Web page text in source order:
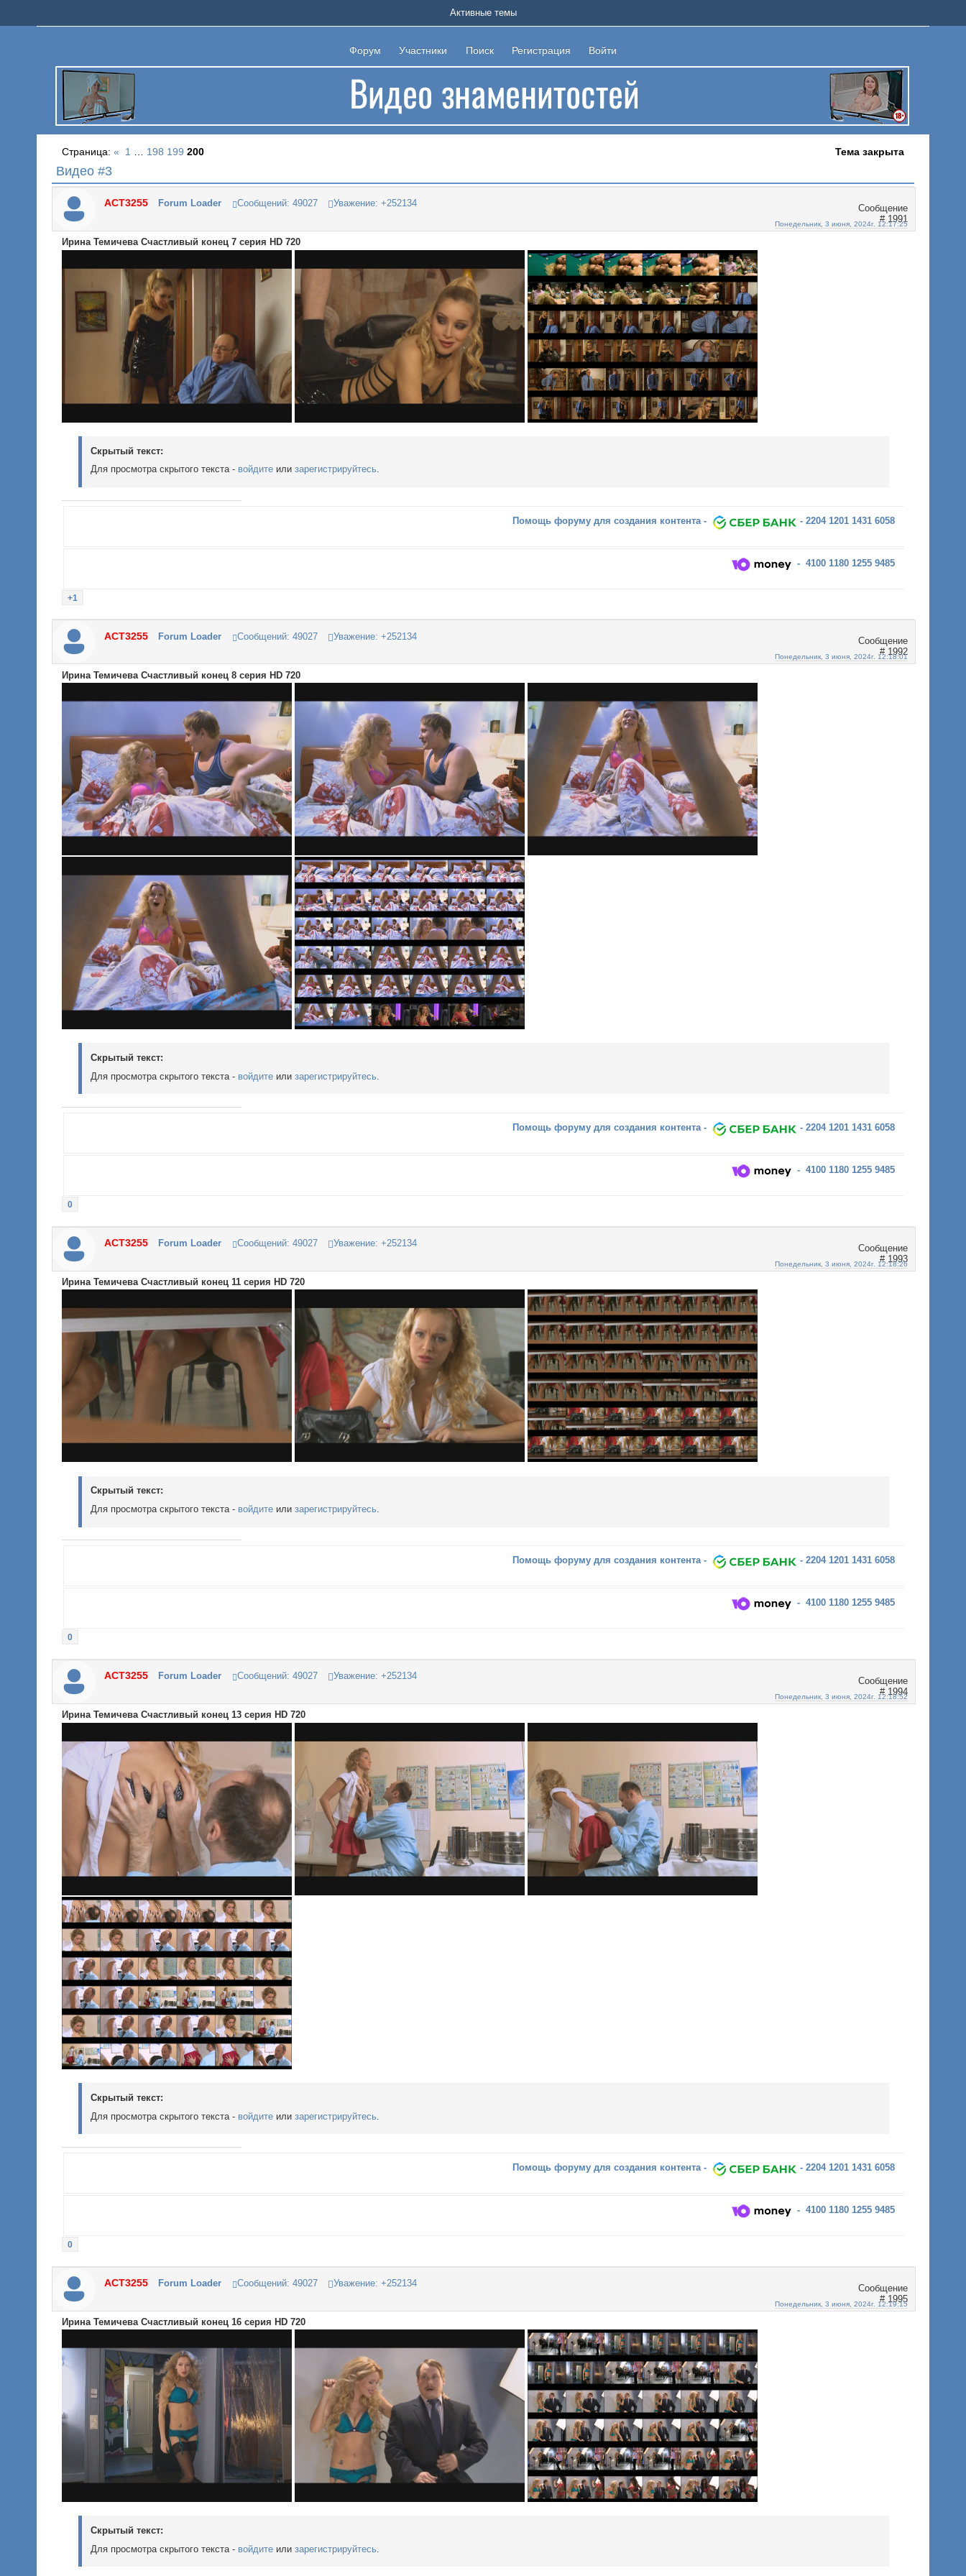
Форум Участники Поиск Регистрация Войти
Активные темы
Видео #3
Страница:« 1 198 199 200 Тема закрыта
1991
Понедельник, 3 июня, 2024г. 12:17:25
ACT3255 Forum Loader Сообщений: 49027 Уважение: +252134
Ирина Темичева Счастливый конец 7 серия HD 720
Скрытый текст:
Для просмотра скрытого текста - войдите илизарегистрируйтесь.
Помощь форуму для создания контента - - 2204 1201 1431 6058
- 4100 1180 1255 9485
+1
1992
Понедельник, 3 июня, 2024г. 12:18:01
ACT3255 Forum Loader Сообщений: 49027 Уважение: +252134
Ирина Темичева Счастливый конец 8 серия HD 720
Скрытый текст:
Для просмотра скрытого текста - войдите илизарегистрируйтесь.
Помощь форуму для создания контента - - 2204 1201 1431 6058
- 4100 1180 1255 9485
0
1993
Понедельник, 3 июня, 2024г. 12:18:26
ACT3255 Forum Loader Сообщений: 49027 Уважение: +252134
Ирина Темичева Счастливый конец 11 серия HD 720
Скрытый текст:
Для просмотра скрытого текста - войдите илизарегистрируйтесь.
Помощь форуму для создания контента - - 2204 1201 1431 6058
- 4100 1180 1255 9485
0
1994
Понедельник, 3 июня, 2024г. 12:18:52
ACT3255 Forum Loader Сообщений: 49027 Уважение: +252134
Ирина Темичева Счастливый конец 13 серия HD 720
Скрытый текст:
Для просмотра скрытого текста - войдите илизарегистрируйтесь
Помощь форуму для создания контента - - 2204 1201 1431 6058
- 4100 1180 1255 9485
0
1995
Понедельник, 3 июня, 2024г. 12:19:15
ACT3255 Forum Loader Сообщений: 49027 Уважение: +252134
Ирина Темичева Счастливый конец 16 серия HD 720
Скрытый текст:
Для просмотра скрытого текста - войдите илизарегистрируйтесь.